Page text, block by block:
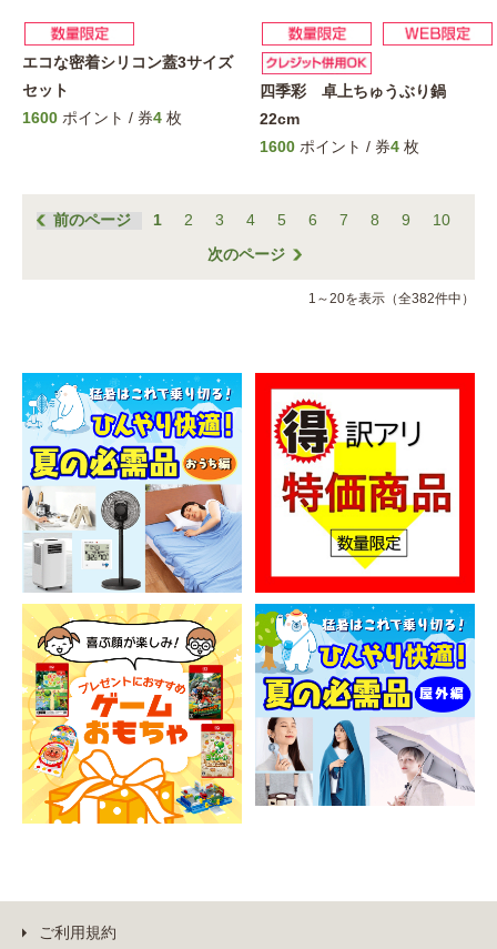
エコな密着シリコン蓋3サイズ
セット
1600 ポイント / 券4 枚
四季彩 卓上ちゅうぶり鍋
22cm
1600 ポイント / 券4 枚
前のページ 1 2 3 4 5 6 7 8 9
10
次のページ
1～20を表示（全382件中）
ご利用規約